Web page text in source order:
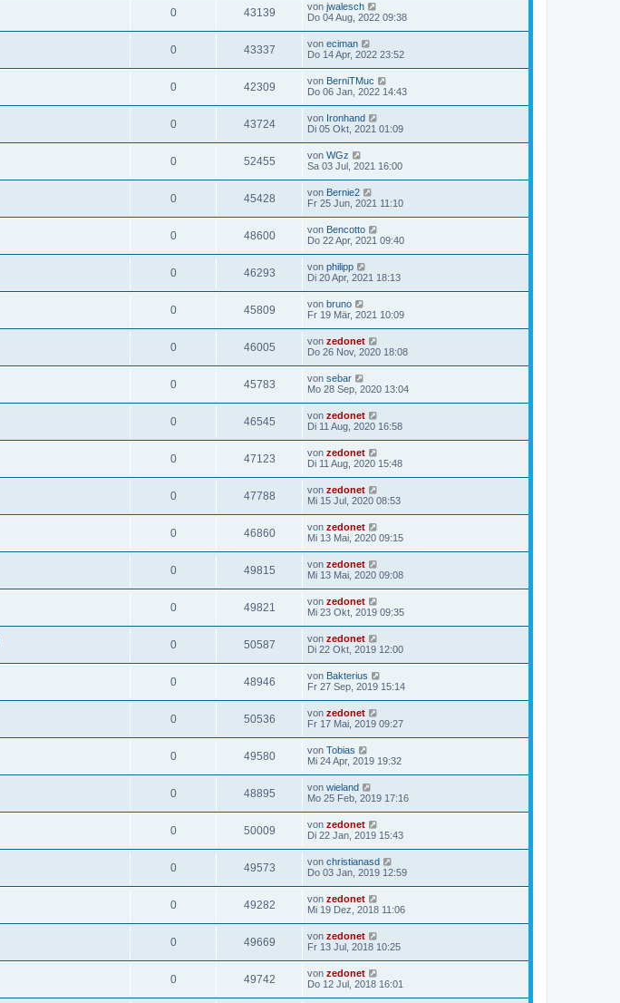
0 43139 von jwalesch
Do 04 Aug, 2022 09:38
0 43337 von eciman
Do 14 Apr, 2022 23:52
0 42309 von BerniTMuc
Do 06 Jan, 2022 14:43
0 43724 von Ironhand
Di 05 Okt, 2021 01:09
0 52455 von WGz
Sa 03 Jul, 2021 16:00
0 45428 von Bernie2
Fr 25 Jun, 2021 11:10
0 48600 von Bencotto
Do 22 Apr, 2021 09:40
0 46293 von philipp
Di 20 Apr, 2021 18:13
0 45809 von bruno
Fr 19 Mär, 2021 10:09
0 46005 von zedonet
Do 26 Nov, 2020 18:08
0 45783 von sebar
Mo 28 Sep, 2020 13:04
0 46545 von zedonet
Di 11 Aug, 2020 16:58
0 47123 von zedonet
Di 11 Aug, 2020 15:48
0 47788 von zedonet
Mi 15 Jul, 2020 08:53
0 46860 von zedonet
Mi 13 Mai, 2020 09:15
0 49815 von zedonet
Mi 13 Mai, 2020 09:08
0 49821 von zedonet
Mi 23 Okt, 2019 09:35
0 50587 von zedonet
Di 22 Okt, 2019 12:00
0 48946 von Bakterius
Fr 27 Sep, 2019 15:14
0 50536 von zedonet
Fr 17 Mai, 2019 09:27
0 49580 von Tobias
Mi 24 Apr, 2019 19:32
0 48895 von wieland
Mo 25 Feb, 2019 17:16
0 50009 von zedonet
Di 22 Jan, 2019 15:43
0 49573 von christianasd
Do 03 Jan, 2019 12:59
0 49282 von zedonet
Mi 19 Dez, 2018 11:06
0 49669 von zedonet
Fr 13 Jul, 2018 10:25
0 49742 von zedonet
Do 12 Jul, 2018 16:01